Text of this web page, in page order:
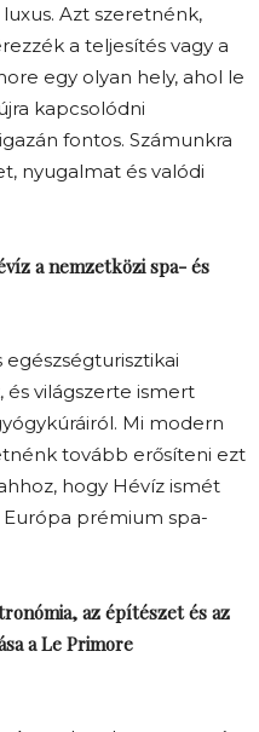
Azt szeretnénk,
a teljesítés vagy a
egy olyan hely, ahol le
kapcsolódni
fontos. Számunkra
nyugalmat és valódi
a nemzetközi spa- és
világszerte ismert
Mi modern
tovább erősíteni ezt
hogy Hévíz ismét
prémium spa-
az építészet és az
a Le Primore